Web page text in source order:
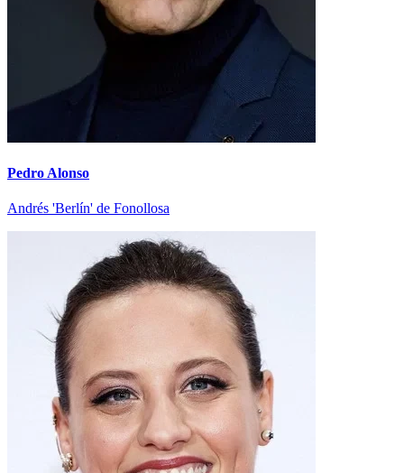
Pedro Alonso
Andrés 'Berlín' de Fonollosa